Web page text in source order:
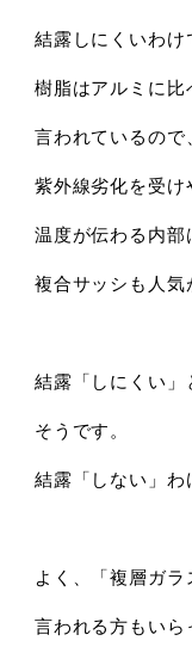
結露しにくいわけ
樹脂はアルミに
言われているので、
紫外線劣化を受
温度が伝わる内部
複合サッシも人気
結露「しにくい」
そうです。
結露「しない」わ
よく、「複層ガ
言われる方もいら